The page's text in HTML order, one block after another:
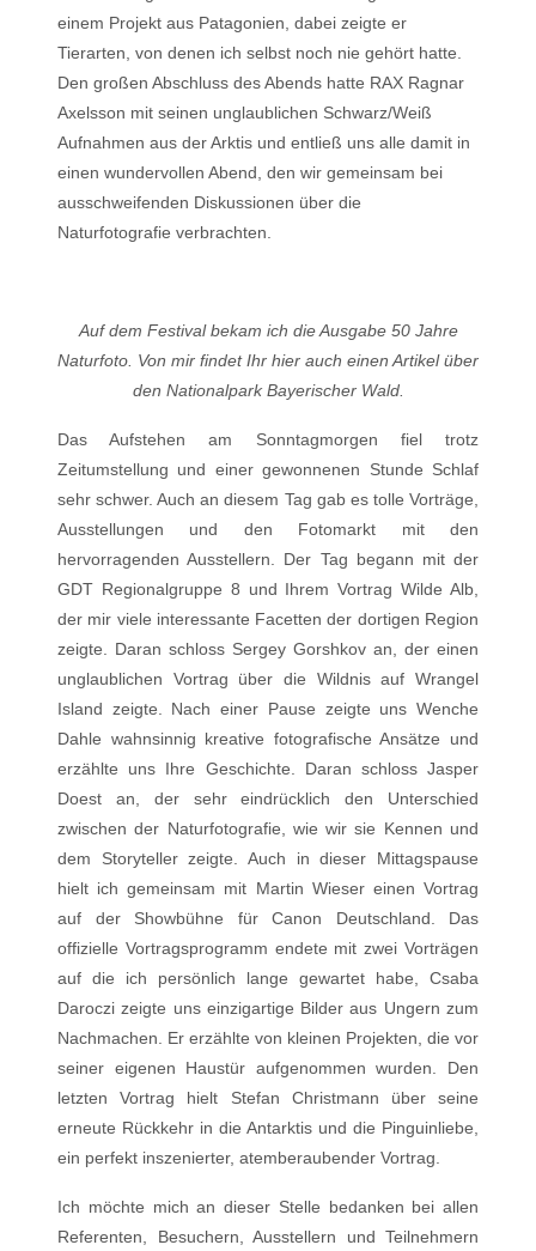
einem Projekt aus Patagonien, dabei zeigte er
Tierarten, von denen ich selbst noch nie gehört hatte.
Den großen Abschluss des Abends hatte RAX Ragnar
Axelsson mit seinen unglaublichen Schwarz/Weiß
Aufnahmen aus der Arktis und entließ uns alle damit in
einen wundervollen Abend, den wir gemeinsam bei
ausschweifenden Diskussionen über die
Naturfotografie verbrachten.
Auf dem Festival bekam ich die Ausgabe 50 Jahre
Naturfoto. Von mir findet Ihr hier auch einen Artikel über
den Nationalpark Bayerischer Wald.
Das Aufstehen am Sonntagmorgen fiel trotz
Zeitumstellung und einer gewonnenen Stunde Schlaf
sehr schwer. Auch an diesem Tag gab es tolle Vorträge,
Ausstellungen und den Fotomarkt mit den
hervorragenden Ausstellern. Der Tag begann mit der
GDT Regionalgruppe 8 und Ihrem Vortrag Wilde Alb,
der mir viele interessante Facetten der dortigen Region
zeigte. Daran schloss Sergey Gorshkov an, der einen
unglaublichen Vortrag über die Wildnis auf Wrangel
Island zeigte. Nach einer Pause zeigte uns Wenche
Dahle wahnsinnig kreative fotografische Ansätze und
erzählte uns Ihre Geschichte. Daran schloss Jasper
Doest an, der sehr eindrücklich den Unterschied
zwischen der Naturfotografie, wie wir sie Kennen und
dem Storyteller zeigte. Auch in dieser Mittagspause
hielt ich gemeinsam mit Martin Wieser einen Vortrag
auf der Showbühne für Canon Deutschland. Das
offizielle Vortragsprogramm endete mit zwei Vorträgen
auf die ich persönlich lange gewartet habe, Csaba
Daroczi zeigte uns einzigartige Bilder aus Ungern zum
Nachmachen. Er erzählte von kleinen Projekten, die vor
seiner eigenen Haustür aufgenommen wurden. Den
letzten Vortrag hielt Stefan Christmann über seine
erneute Rückkehr in die Antarktis und die Pinguinliebe,
ein perfekt inszenierter, atemberaubender Vortrag.
Ich möchte mich an dieser Stelle bedanken bei allen
Referenten, Besuchern, Ausstellern und Teilnehmern